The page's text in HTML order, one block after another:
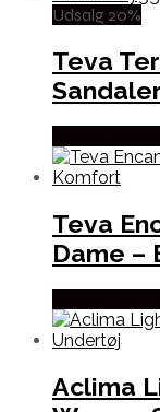
Udsalg 20%
Teva
Teva
Dame –
Aclima